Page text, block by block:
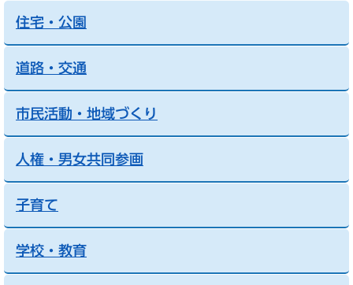
住宅・公園
道路・交通
市民活動・地域づくり
人権・男女共同参画
子育て
学校・教育